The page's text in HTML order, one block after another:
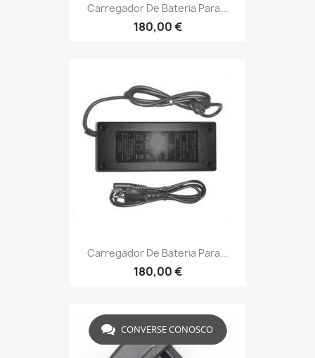
Carregador De Bateria Para...
180,00 €
Carregador De Bateria Para...
180,00 €
CONVERSE CONOSCO